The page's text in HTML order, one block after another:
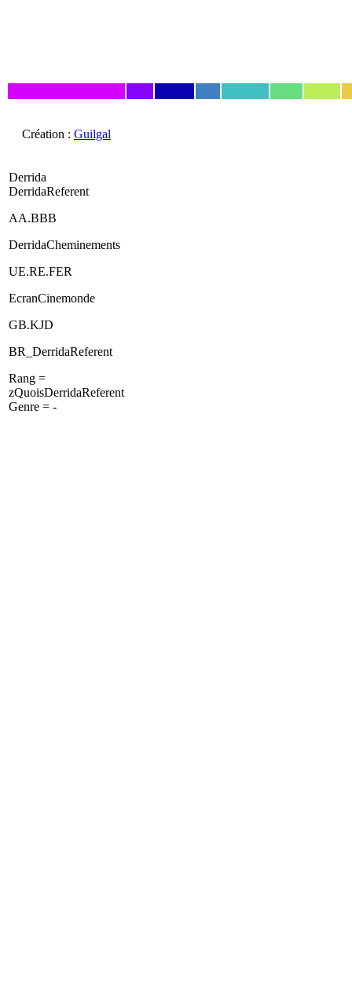
Création : Guilgal
Derrida
DerridaReferent
AA.BBB
DerridaCheminements
UE.RE.FER
EcranCinemonde
GB.KJD
BR_DerridaReferent
Rang =
zQuoisDerridaReferent
Genre = -